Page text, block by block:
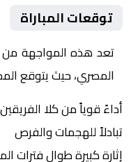
توقعات المباراة
تعد هذه المواجهة من
المصري، حيث يتوقع
أداءً قوياً من كلا الفريقين
تبادلاً للهجمات والفرص
إثارة كبيرة طوال فترات